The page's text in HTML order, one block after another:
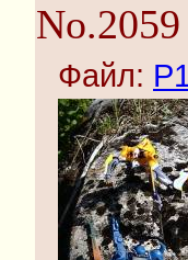
No.2059
Файл: